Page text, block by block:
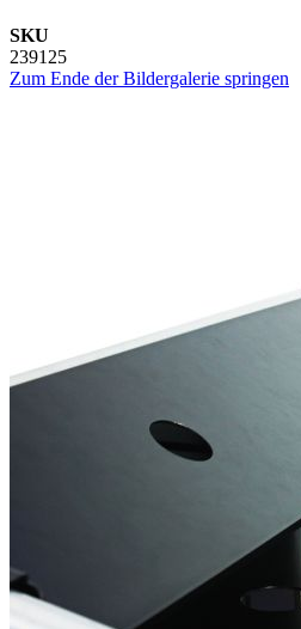
SKU
239125
Zum Ende der Bildergalerie springen